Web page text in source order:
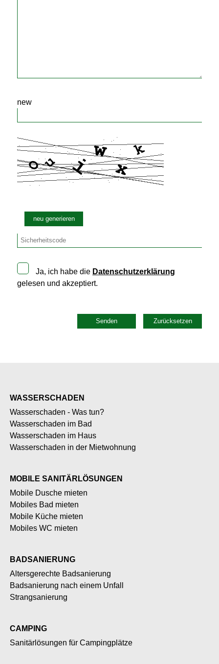
new
neu generieren
Ja, ich habe die Datenschutzerklärung
gelesen und akzeptiert.
Senden Zurücksetzen
WASSERSCHADEN
Wasserschaden - Was tun?
Wasserschaden im Bad
Wasserschaden im Haus
Wasserschaden in der Mietwohnung
MOBILE SANITÄRLÖSUNGEN
Mobile Dusche mieten
Mobiles Bad mieten
Mobile Küche mieten
Mobiles WC mieten
BADSANIERUNG
Altersgerechte Badsanierung
Badsanierung nach einem Unfall
Strangsanierung
CAMPING
Sanitärlösungen für Campingplätze